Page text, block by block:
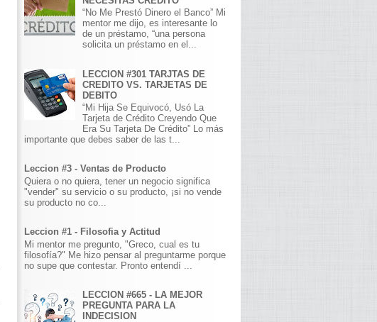
“No Me Prestó Dinero el Banco” Mi
mentor me dijo, es interesante lo
de un préstamo, “una persona
solicita un préstamo en el...
LECCION #301 TARJTAS DE
CREDITO VS. TARJETAS DE
DEBITO
“Mi Hija Se Equivocó, Usó La
Tarjeta de Crédito Creyendo Que
Era Su Tarjeta De Crédito” Lo más
importante que debes saber de las t...
Leccion #3 - Ventas de Producto
Quiera o no quiera, tener un negocio significa
"vender" su servicio o su producto, ¡si no vende
su producto no co...
Leccion #1 - Filosofia y Actitud
Mi mentor me pregunto, "Greco, cual es tu
filosofía?" Me hizo pensar al preguntarme porque
no supe que contestar. Pronto entendí ...
LECCION #665 - LA MEJOR
PREGUNTA PARA LA
INDECISION